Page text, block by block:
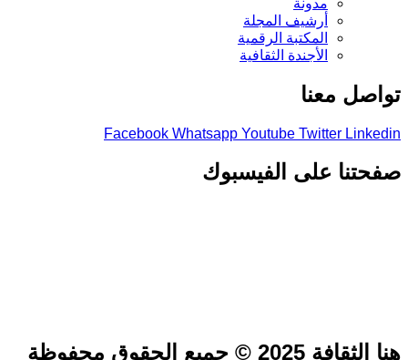
أرشيف المجلة
المكتبة الرقمية
الأجندة الثقافية
معنا
Facebook Whatsapp Youtube Twitter
على الفيسبوك
2025 © جميع الحقوق محفوظة